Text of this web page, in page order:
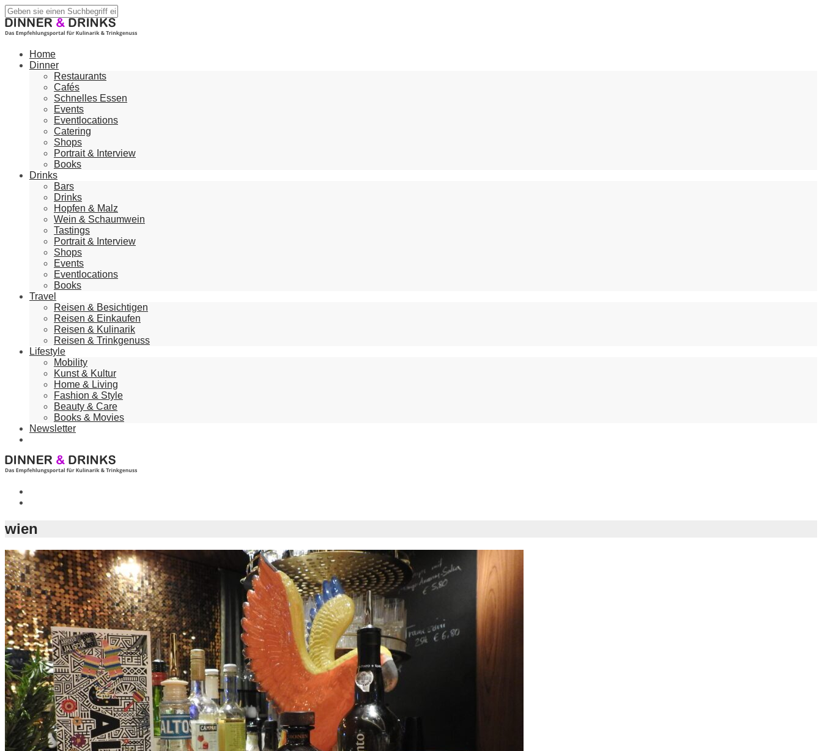
Home
Dinner
Restaurants
Cafés
Schnelles Essen
Events
Eventlocations
Catering
Shops
Portrait & Interview
Books
Drinks
Bars
Drinks
Hopfen & Malz
Wein & Schaumwein
Tastings
Portrait & Interview
Shops
Events
Eventlocations
Books
Travel
Reisen & Besichtigen
Reisen & Einkaufen
Reisen & Kulinarik
Reisen & Trinkgenuss
Lifestyle
Mobility
Kunst & Kultur
Home & Living
Fashion & Style
Beauty & Care
Books & Movies
Newsletter
wien